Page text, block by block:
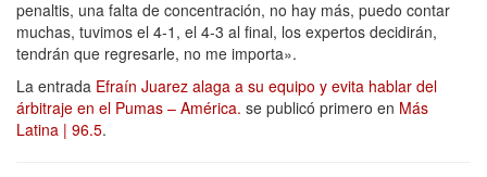
penaltis, una falta de concentración, no hay más, puedo contar
muchas, tuvimos el 4-1, el 4-3 al final, los expertos decidirán,
tendrán que regresarle, no me importa».
La entrada Efraín Juarez alaga a su equipo y evita hablar del
árbitraje en el Pumas – América. se publicó primero en Más
Latina | 96.5.